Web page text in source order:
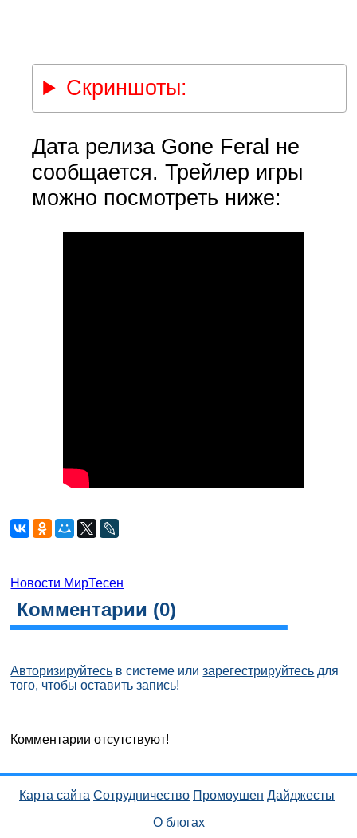
Скриншоты:
Дата релиза Gone Feral не
сообщается. Трейлер игры
можно посмотреть ниже:
Новости МирТесен
Комментарии (0)
Авторизируйтесь в системе илизарегестрируйтесь для
того, чтобы оставить запись!
Комментарии отсутствуют!
Карта сайта Сотрудничество Промоушен Дайджесты
О блогах